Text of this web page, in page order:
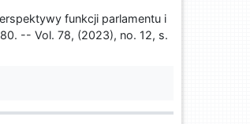
funkcji parlamentu i
-- Vol. 78, (2023), no. 12, s.